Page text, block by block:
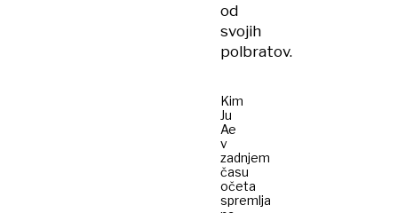
od
svojih
polbratov.
Kim
Ju
Ae
v
zadnjem
času
očeta
spremlja